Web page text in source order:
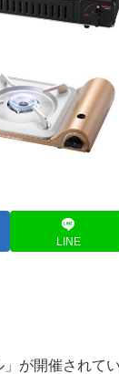
LINE
が開催されて